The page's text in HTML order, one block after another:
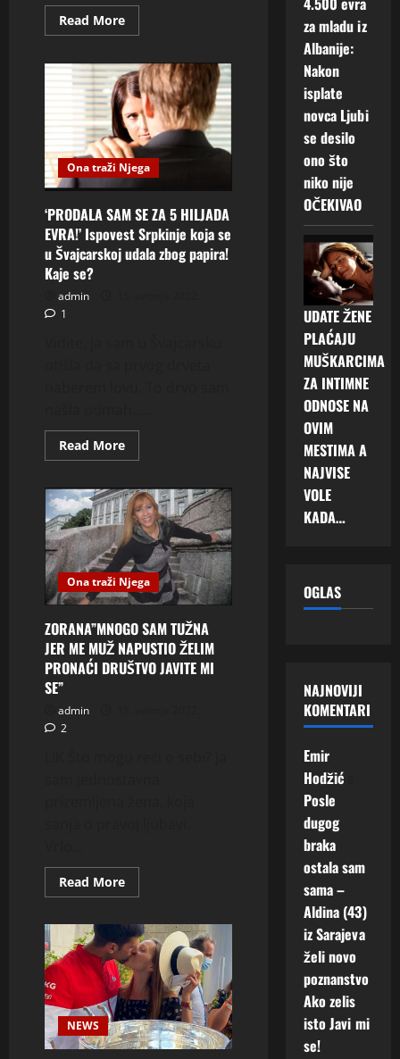
Read MoreRead
more
CRNE
GORE
SAM
I
TEK
SAM
SE
RAZVELA
ŽELIM
DRUŽENJE
UPOZNAVANJE”
Ona traži Njega
‘PRODALA SAM SE ZA 5 HILJADA
EVRA!’ Ispovest Srpkinje koja se
u Švajcarskoj udala zbog papira!
Kaje se?
admin
1
Read MoreRead
more
SAM
SE
ZA
5
HILJADA
EVRA!’
Ispovest
Srpkinje
koja
se
u
Švajcarskoj
udala
zbog
papira!
Ona traži Njega
ZORANA”MNOGO SAM TUŽNA
JER ME MUŽ NAPUSTIO ŽELIM
PRONAĆI DRUŠTVO JAVITE MI
SE”
admin
2
Read MoreRead
more
SAM
TUŽNA
JER
ME
MUŽ
NAPUSTIO
ŽELIM
PRONAĆI
DRUŠTVO
JAVITE
NEWS
za mladu iz
Albanije:
Nakon
isplate
novca Ljubi
se desilo
ono što
niko nije
OČEKIVAO
UDATE ŽENE
PLAĆAJU
MUŠKARCIMA
ZA INTIMNE
ODNOSE NA
OVIM
MESTIMA A
NAJVISE
VOLE
KADA…
OGLAS
NAJNOVIJI
KOMENTARI
Emir
Hodžić
Posle
dugog
braka
ostala sam
sama –
Aldina (43)
iz Sarajeva
želi novo
poznanstvo
Ako zelis
isto Javi mi
se!